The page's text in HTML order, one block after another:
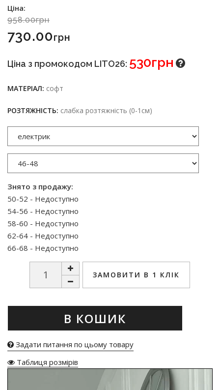
Ціна:
958.00грн
730.00Грн
Ціна з промокодом LITO26: 530грн
МАТЕРІАЛ: софт
РОЗТЯЖНІСТЬ: слабка розтяжність (0-1см)
Знято з продажу:
50-52 - Недоступно
54-56 - Недоступно
58-60 - Недоступно
62-64 - Недоступно
66-68 - Недоступно
ЗАМОВИТИ В 1 КЛІК
В КОШИК
Задати питання по цьому товару
Таблиця розмірів